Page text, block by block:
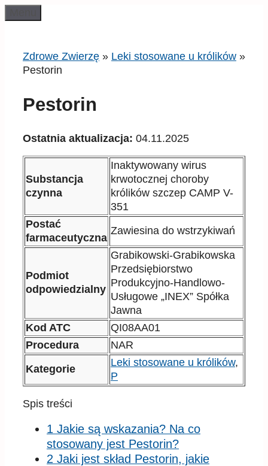
do
Zdrowe Zwierzę » Leki stosowane u królików »
Pestorin
Pestorin
Ostatnia aktualizacja: 04.11.2025
Substancja
czynna
Inaktywowany wirus
krwotocznej choroby
królików szczep CAMP V-
351
Postać
farmaceutyczna
Zawiesina do wstrzykiwań
Podmiot
odpowiedzialny
Grabikowski-Grabikowska
Przedsiębiorstwo
Produkcyjno-Handlowo-
Usługowe „INEX” Spółka
Jawna
Kod ATC
QI08AA01
Procedura
NAR
Kategorie
Leki stosowane u królików,
P
Spis treści
1 Jakie są wskazania? Na co
stosowany jest Pestorin?
2 Jaki jest skład Pestorin, jakie